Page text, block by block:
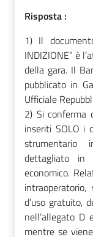
Risposta :
1) Il
INDIZIONE” è
della gara. Il
pubblicato in
Ufficiale
2) Si conferma
inseriti SOLO i
strumentario
dettagliato in
economico.
d’uso gratuito,
nell’allegato D
mentre se